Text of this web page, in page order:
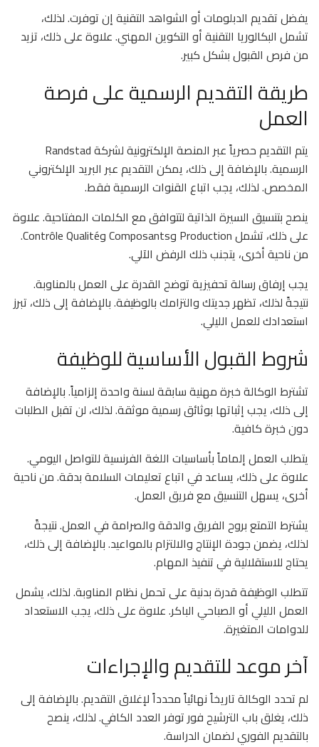
يفضل تقديم الدبلومات أو الشواهد التقنية إن توفرت. لذلك،
تشمل البكالوريا التقنية أو التكوين المهني. علاوة على ذلك، تزيد
من فرص القبول بشكل كبير.
طريقة التقديم الرسمية على فرصة
العمل
يتم التقديم حصرياً عبر المنصة الإلكترونية لشركة Randstad
الرسمية. بالإضافة إلى ذلك، يمكن التقديم عبر البريد الإلكتروني
المخصص. لذلك، يجب اتباع القنوات الرسمية فقط.
ينصح بتنسيق السيرة الذاتية لتتوافق مع الكلمات المفتاحية. علاوة
على ذلك، تشمل Production وComposants وContrôle Qualité.
من ناحية أخرى، يتجنب ذلك الرفض الآلي.
يجب إرفاق رسالة تحفيزية توضح القدرة على العمل بالمناوبة.
نتيجةً لذلك، تظهر جديتك والتزامك بالوظيفة. بالإضافة إلى ذلك، تبرز
استعدادك للعمل الليلي.
شروط القبول الأساسية للوظيفة
تشترط الوكالة خبرة مهنية سابقة لسنة واحدة إلزامياً. بالإضافة
إلى ذلك، يجب إثباتها بوثائق رسمية موثقة. لذلك، لن تقبل الطلبات
دون خبرة كافية.
يتطلب العمل إلماماً بأساسيات اللغة الفرنسية للتواصل اليومي.
علاوة على ذلك، يساعد في اتباع تعليمات السلامة بدقة. من ناحية
أخرى، يسهل التنسيق مع فريق العمل.
يشترط التمتع بروح الفريق والدقة والصرامة في العمل. نتيجةً
لذلك، يضمن جودة الإنتاج والالتزام بالمواعيد. بالإضافة إلى ذلك،
يحتاج للاستقلالية في تنفيذ المهام.
تتطلب الوظيفة قدرة بدنية على تحمل نظام المناوبة. لذلك، يشمل
العمل الليلي أو الصباحي الباكر. علاوة على ذلك، يجب الاستعداد
للدوامات المتغيرة.
آخر موعد للتقديم والإجراءات
لم تحدد الوكالة تاريخاً نهائياً محدداً لإغلاق التقديم. بالإضافة إلى
ذلك، يغلق باب الترشيح فور توفر العدد الكافي. لذلك، ينصح
بالتقديم الفوري لضمان الدراسة.